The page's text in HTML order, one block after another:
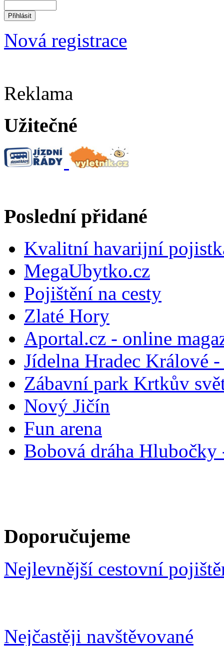
Nová registrace
Reklama
Užitečné
Poslední přidané
Kvalitní havarijní
MegaUbytko.cz
Pojištění na cesty
Zlaté Hory
Aportal.cz - online
Jídelna Hradec Králové
Zábavní park Krtkův
Nový Jičín
Fun arena
Bobová dráha Hlubočky
Doporučujeme
Nejlevnější cestovní
Nejčastěji navštěvované